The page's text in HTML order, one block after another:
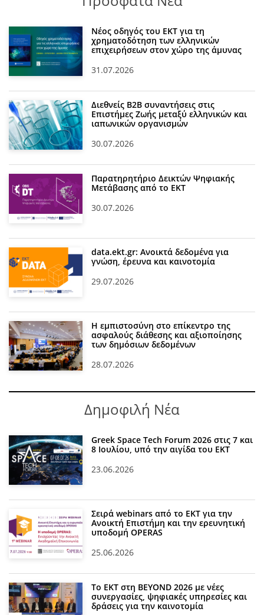
Νέος οδηγός του ΕΚΤ για τη
χρηματοδότηση των ελληνικών
επιχειρήσεων στον χώρο της άμυνας
31.07.2026
Διεθνείς Β2Β συναντήσεις στις
Επιστήμες Ζωής μεταξύ ελληνικών και
ιαπωνικών οργανισμών
30.07.2026
Παρατηρητήριο Δεικτών Ψηφιακής
Μετάβασης από το ΕΚΤ
30.07.2026
data.ekt.gr: Ανοικτά δεδομένα για
γνώση, έρευνα και καινοτομία
29.07.2026
Η εμπιστοσύνη στο επίκεντρο της
ασφαλούς διάθεσης και αξιοποίησης
των δημόσιων δεδομένων
28.07.2026
Δημοφιλή Νέα
Greek Space Tech Forum 2026 στις 7 και
8 Ιουλίου, υπό την αιγίδα του ΕΚΤ
23.06.2026
Σειρά webinars από το ΕΚΤ για την
Ανοικτή Επιστήμη και την ερευνητική
υποδομή OPERAS
25.06.2026
Το ΕΚΤ στη BEYOND 2026 με νέες
συνεργασίες, ψηφιακές υπηρεσίες και
δράσεις για την καινοτομία